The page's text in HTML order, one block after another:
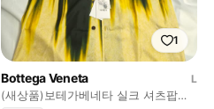
1
Bottega Veneta
L
(새상품)보테가베네타 실크 셔츠팝니